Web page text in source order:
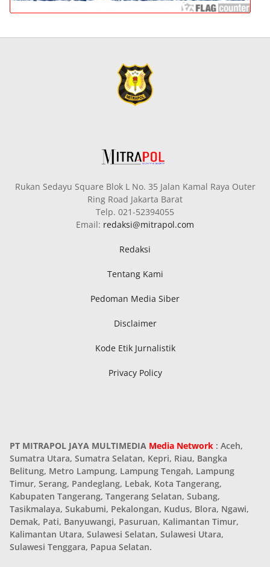
Rukan Sedayu Square Blok L No. 35 Jalan Kamal Raya Outer
Ring Road Jakarta Barat
Telp. 021-52394055
Email: redaksi@mitrapol.com
Redaksi
Tentang Kami
Pedoman Media Siber
Disclaimer
Kode Etik Jurnalistik
Privacy Policy
PT MITRAPOL JAYA MULTIMEDIA Media Network : Aceh,
Sumatra Utara, Sumatra Selatan, Kepri, Riau, Bangka
Belitung, Metro Lampung, Lampung Tengah, Lampung
Timur, Serang, Pandeglang, Lebak, Kota Tangerang,
Kabupaten Tangerang, Tangerang Selatan, Subang,
Tasikmalaya, Sukabumi, Pekalongan, Kudus, Blora, Ngawi,
Demak, Pati, Banyuwangi, Pasuruan, Kalimantan Timur,
Kalimantan Utara, Sulawesi Selatan, Sulawesi Utara,
Sulawesi Tenggara, Papua Selatan.